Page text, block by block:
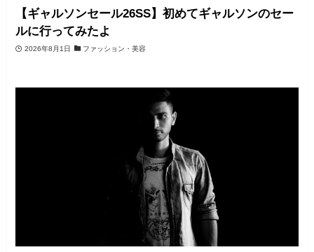
【ギャルソンセール26SS】初めてギャルソンのセー
ルに行ってみたよ
2026年8月1日 ファッション・美容